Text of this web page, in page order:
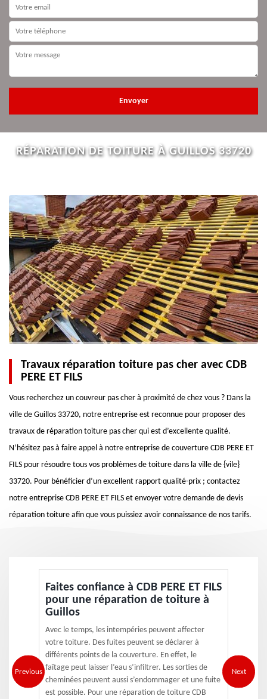
RÉPARATION DE TOITURE À GUILLOS 33720
Travaux réparation toiture pas cher avec CDB
PERE ET FILS
Vous recherchez un couvreur pas cher à proximité de chez vous ? Dans la
ville de Guillos 33720, notre entreprise est reconnue pour proposer des
travaux de réparation toiture pas cher qui est d’excellente qualité.
N’hésitez pas à faire appel à notre entreprise de couverture CDB PERE ET
FILS pour résoudre tous vos problèmes de toiture dans la ville de {vile}
33720. Pour bénéficier d’un excellent rapport qualité-prix ; contactez
notre entreprise CDB PERE ET FILS et envoyer votre demande de devis
réparation toiture afin que vous puissiez avoir connaissance de nos tarifs.
Previous
Faites confiance à CDB PERE ET FILS
pour une réparation de toiture à
Guillos
Avec le temps, les intempéries peuvent affecter
votre toiture. Des fuites peuvent se déclarer à
différents points de la couverture. En effet, le
faîtage peut laisser l’eau s’infiltrer. Les sorties de
cheminées peuvent aussi s’endommager et une fuite
est possible. Pour une réparation de toiture CDB
Next